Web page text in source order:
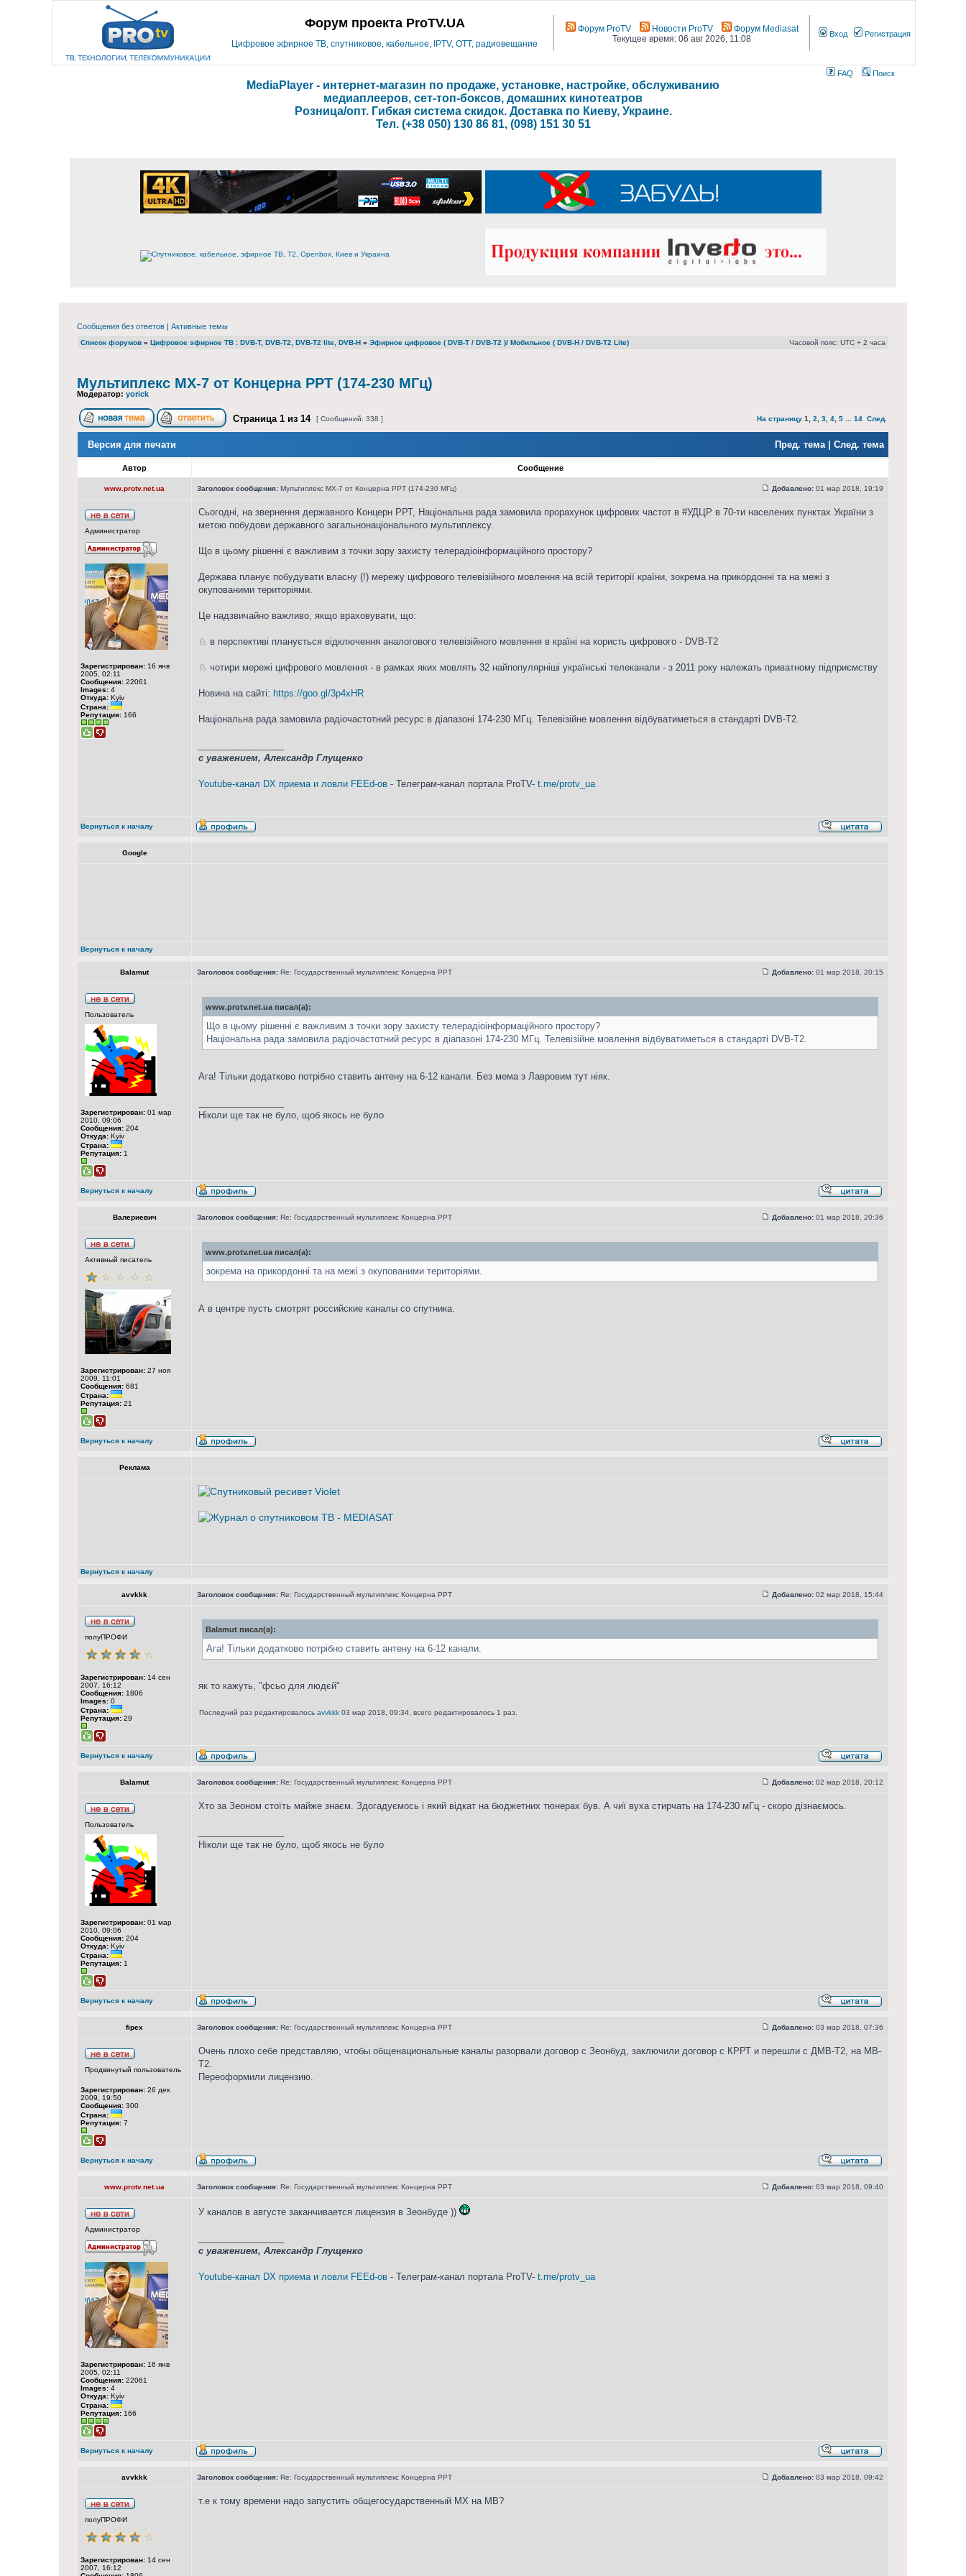
Форум проекта ProTV.UA
Цифровое эфирное ТВ, спутниковое, кабельное, IPTV, OTT, радиовещание
Форум ProTV Новости ProTV
Форум Mediasat
Текущее время: 06 авг 2026, 11:08
Вход Регистрация
FAQ Поиск
MediaPlayer - интернет-магазин по продаже, установке, настройке, обслуживанию
медиаплееров, сет-топ-боксов, домашних кинотеатров
Розница/опт. Гибкая система скидок. Доставка по Киеву, Украине.
Тел. (+38 050) 130 86 81, (098) 151 30 51
Сообщения без ответов | Активные темы
Список форумов » Цифровое эфирное ТВ : DVB-T, DVB-T2, DVB-T2 lite, DVB-H » Эфирное цифровое ( DVB-T / DVB-T2 )/ Мобильное ( DVB-H / DVB-T2 Lite) Часовой пояс: UTC + 2 часа
Мультиплекс МХ-7 от Концерна РРТ (174-230 МГц)
Модератор: yorick
Страница 1 из 14 [ Сообщений: 338 ] На страницу 1 2 3 4 5 14 След.
Версия для печати Пред. тема| След. тема
Автор Сообщение
www.protv.net.ua Заголовок сообщения: Мультиплекс МХ-7 от Концерна РРТ (174-230 МГц) Добавлено: 01 мар 2018, 19:19
Администратор
Зарегистрирован: 16 янв
2005, 02:11
Сообщения: 22061
Images: 4
Откуда: Kyiv
Страна:
Репутация: 166
Сьогодні, на звернення державного Концерн РРТ, Національна рада замовила прорахунок цифрових частот в #УДЦР в 70-ти населених пунктах України з
метою побудови державного загальнонаціонального мультиплексу.
Що в цьому рішенні є важливим з точки зору захисту телерадіоінформаційного простору?
Держава планує побудувати власну (!) мережу цифрового телевізійного мовлення на всій території країни, зокрема на прикордонні та на межі з
окупованими територіями.
Це надзвичайно важливо, якщо враховувати, що:
♘ в перспективі планується відключення аналогового телевізійного мовлення в країні на користь цифрового - DVB-T2
♘ чотири мережі цифрового мовлення - в рамках яких мовлять 32 найпопулярніші українські телеканали - з 2011 року належать приватному підприємству
Новина на сайті: https://goo.gl/3p4xHR
Національна рада замовила радіочастотний ресурс в діапазоні 174-230 МГц. Телевізійне мовлення відбуватиметься в стандарті DVB-T2.
с уважением, Александр Глущенко
Youtube-канал DX приема и ловли FEEd-ов - Телеграм-канал портала ProTV- t.me/protv_ua
Вернуться к началу
Google
Вернуться к началу
Balamut Заголовок сообщения: Re: Государственный мультиплекс Концерна РРТ Добавлено: 01 мар 2018, 20:15
Пользователь
Зарегистрирован: 01 мар
2010, 09:06
Сообщения: 204
Откуда: Kyiv
Страна:
Репутация: 1
www.protv.net.ua писал(а):
Що в цьому рішенні є важливим з точки зору захисту телерадіоінформаційного простору?
Національна рада замовила радіочастотний ресурс в діапазоні 174-230 МГц. Телевізійне мовлення відбуватиметься в стандарті DVB-T2.
Ага! Тільки додатково потрібно ставить антену на 6-12 канали. Без мема з Лавровим тут ніяк.
Ніколи ще так не було, щоб якось не було
Вернуться к началу
Валериевич Заголовок сообщения: Re: Государственный мультиплекс Концерна РРТ Добавлено: 01 мар 2018, 20:36
Активный писатель
Зарегистрирован: 27 ноя
2009, 11:01
Сообщения: 681
Страна:
Репутация: 21
www.protv.net.ua писал(а):
зокрема на прикордонні та на межі з окупованими територіями.
А в центре пусть смотрят российские каналы со спутника.
Вернуться к началу
Реклама
Вернуться к началу
avvkkk Заголовок сообщения: Re: Государственный мультиплекс Концерна РРТ Добавлено: 02 мар 2018, 15:44
полуПРОФИ
Зарегистрирован: 14 сен
2007, 16:12
Сообщения: 1806
Images: 0
Страна:
Репутация: 29
Balamut писал(а):
Ага! Тільки додатково потрібно ставить антену на 6-12 канали.
як то кажуть, "фсьо для людєй"
Последний раз редактировалось avvkkk 03 мар 2018, 09:34, всего редактировалось 1 раз.
Вернуться к началу
Balamut Заголовок сообщения: Re: Государственный мультиплекс Концерна РРТ Добавлено: 02 мар 2018, 20:12
Пользователь
Зарегистрирован: 01 мар
2010, 09:06
Сообщения: 204
Откуда: Kyiv
Страна:
Репутация: 1
Хто за Зеоном стоїть майже знаєм. Здогадуємось і який відкат на бюджетних тюнерах був. А чиї вуха стирчать на 174-230 мГц - скоро дізнаємось.
Ніколи ще так не було, щоб якось не було
Вернуться к началу
fipex Заголовок сообщения: Re: Государственный мультиплекс Концерна РРТ Добавлено: 03 мар 2018, 07:36
Продвинутый пользователь
Зарегистрирован: 26 дек
2009, 19:50
Сообщения: 300
Страна:
Репутация: 7
Очень плохо себе представляю, чтобы общенациональные каналы разорвали договор с Зеонбуд, заключили договор с КРРТ и перешли с ДМВ-Т2, на МВ-
Т2.
Переоформили лицензию.
Вернуться к началу
www.protv.net.ua Заголовок сообщения: Re: Государственный мультиплекс Концерна РРТ Добавлено: 03 мар 2018, 09:40
Администратор
Зарегистрирован: 16 янв
2005, 02:11
Сообщения: 22061
Images: 4
Откуда: Kyiv
Страна:
Репутация: 166
У каналов в августе заканчивается лицензия в Зеонбуде ))
с уважением, Александр Глущенко
Youtube-канал DX приема и ловли FEEd-ов - Телеграм-канал портала ProTV- t.me/protv_ua
Вернуться к началу
avvkkk Заголовок сообщения: Re: Государственный мультиплекс Концерна РРТ Добавлено: 03 мар 2018, 09:42
полуПРОФИ
Зарегистрирован: 14 сен
2007, 16:12
т.е к тому времени надо запустить общегосударственный МХ на МВ?